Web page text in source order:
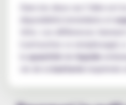
Dans les deux cas l’idée est
tête. Les différences
(cartouches vs remplissage), à
quantité liquide
batterie